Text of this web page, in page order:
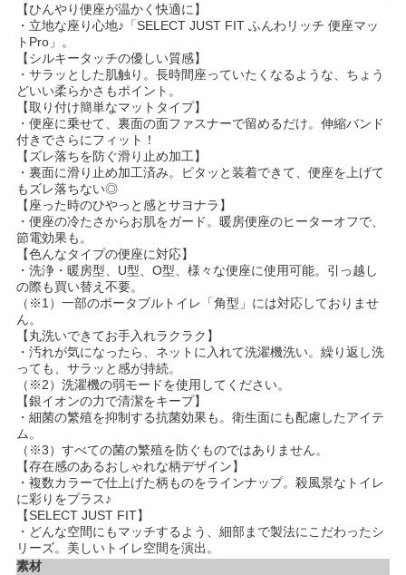
【ひんやり便座が温かく快適に】
・立地な座り心地♪「SELECT JUST FIT ふんわリッチ 便座マッ
トPro」。
【シルキータッチの優しい質感】
・サラッとした肌触り。長時間座っていたくなるような、ちょう
どいい柔らかさもポイント。
【取り付け簡単なマットタイプ】
・便座に乗せて、裏面の面ファスナーで留めるだけ。伸縮バンド
付きでさらにフィット！
【ズレ落ちを防ぐ滑り止め加工】
・裏面に滑り止め加工済み。ピタッと装着できて、便座を上げて
もズレ落ちない◎
【座った時のひやっと感とサヨナラ】
・便座の冷たさからお肌をガード。暖房便座のヒーターオフで、
節電効果も。
【色んなタイプの便座に対応】
・洗浄・暖房型、U型、O型、様々な便座に使用可能。引っ越し
の際も買い替え不要。
（※1）一部のポータブルトイレ「角型」には対応しておりませ
ん。
【丸洗いできてお手入れラクラク】
・汚れが気になったら、ネットに入れて洗濯機洗い。繰り返し洗
っても、サラッと感が持続。
（※2）洗濯機の弱モードを使用してください。
【銀イオンの力で清潔をキープ】
・細菌の繁殖を抑制する抗菌効果も。衛生面にも配慮したアイテ
ム。
（※3）すべての菌の繁殖を防ぐものではありません。
【存在感のあるおしゃれな柄デザイン】
・複数カラーで仕上げた柄ものをラインナップ。殺風景なトイレ
に彩りをプラス♪
【SELECT JUST FIT】
・どんな空間にもマッチするよう、細部まで製法にこだわったシ
リーズ。美しいトイレ空間を演出。
素材